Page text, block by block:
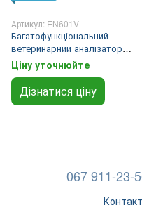
Артикул: EN601V
Багатофункціональний
ветеринарний аналізатор
EAGLENOS
Ціну уточнюйте
Дізнатися ціну
067 911-23-